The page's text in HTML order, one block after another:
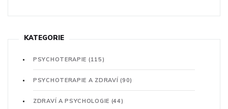
KATEGORIE
PSYCHOTERAPIE (115)
PSYCHOTERAPIE A ZDRAVÍ(90)
ZDRAVÍ A PSYCHOLOGIE (44)